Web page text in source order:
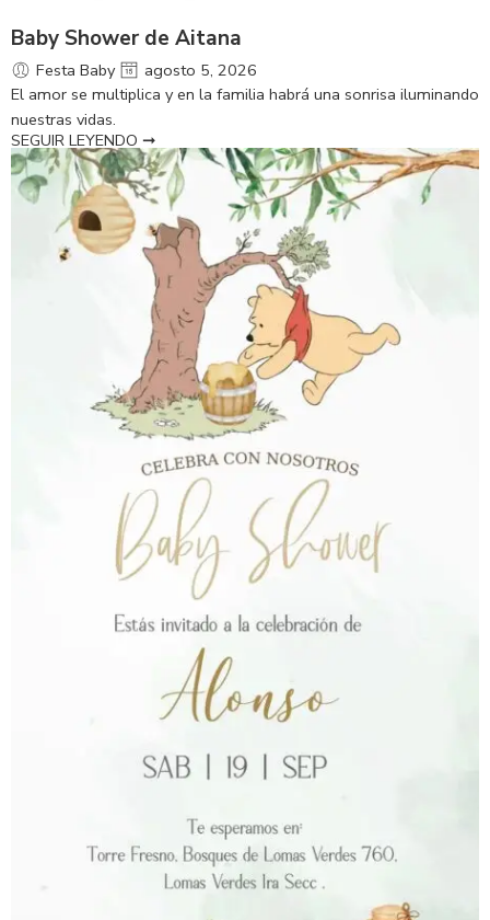
Baby Shower de Aitana
Festa Baby
agosto 5, 2026
El amor se multiplica y en la familia habrá una sonrisa iluminando
nuestras vidas.
SEGUIR LEYENDO ➞